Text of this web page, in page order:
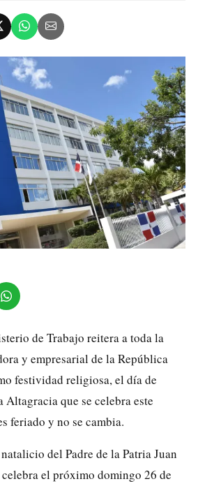
de Trabajo reitera a toda la
y empresarial de la República
festividad religiosa, el día de
Altagracia que se celebra este
feriado y no se cambia.
del Padre de la Patria Juan
el próximo domingo 26 de